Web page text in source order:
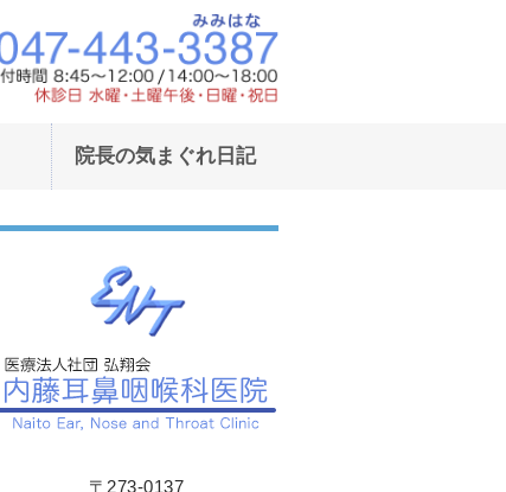
野田線鎌ヶ谷駅東口より徒歩1
院長の気まぐれ日記
〒273-0137